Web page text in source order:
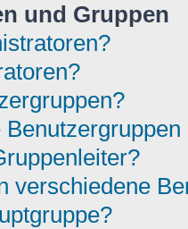
und Gruppen
verschiedene